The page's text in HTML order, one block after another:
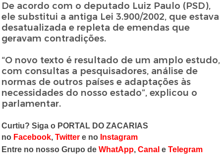
De acordo com o deputado Luiz Paulo (PSD),
ele substitui a antiga Lei 3.900/2002, que estava
desatualizada e repleta de emendas que
geravam contradições.
“O novo texto é resultado de um amplo estudo,
com consultas a pesquisadores, análise de
normas de outros países e adaptações às
necessidades do nosso estado”, explicou o
parlamentar.
Curtiu? Siga o PORTAL DO ZACARIAS
no Facebook,Twitter e no Instagram
Entre no nosso Grupo deWhatApp,Canal eTelegram